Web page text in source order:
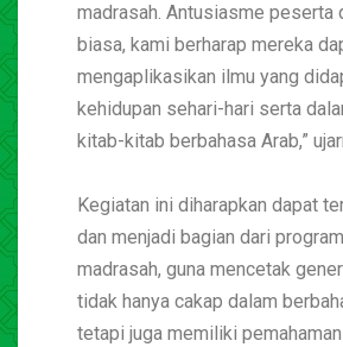
madrasah. Antusiasme peserta
biasa, kami berharap mereka
mengaplikasikan ilmu yang
kehidupan sehari-hari serta
kitab-kitab berbahasa Arab,”
Kegiatan ini diharapkan dapat
dan menjadi bagian dari
madrasah, guna mencetak
tidak hanya cakap dalam
tetapi juga memiliki